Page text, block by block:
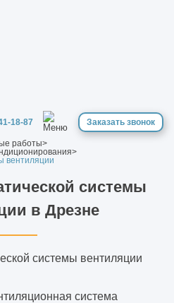
18-87 Заказать звонок
работы>
>
вентиляции
системы
в Дрезне
система